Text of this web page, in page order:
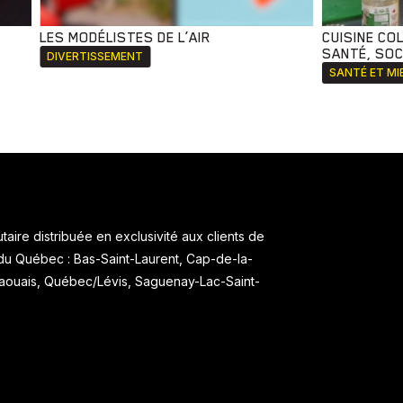
LES MODÉLISTES DE L’AIR
DIVERTISSEMENT
CUISINE
SANTÉ,
SANTÉ ET
distribuée en exclusivité aux clients de
Québec : Bas-Saint-Laurent, Cap-de-la-
Québec/Lévis, Saguenay-Lac-Saint-